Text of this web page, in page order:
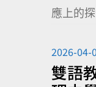
應上的
2026-04-
雙語